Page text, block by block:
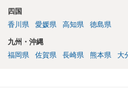
四国
香川県
愛媛県 高知県 徳島県
九州・沖縄
福岡県
佐賀県 長崎県 熊本県 大